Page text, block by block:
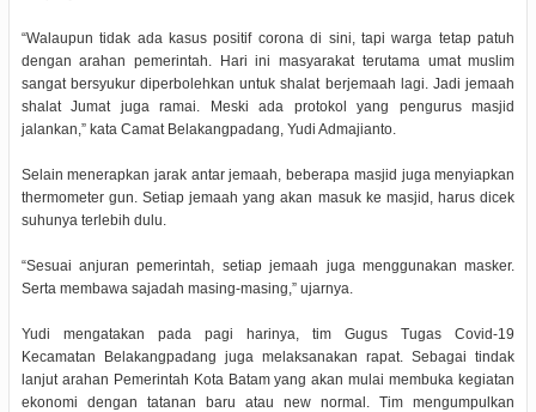
“Walaupun tidak ada kasus positif corona di sini, tapi warga tetap patuh
dengan arahan pemerintah. Hari ini masyarakat terutama umat muslim
sangat bersyukur diperbolehkan untuk shalat berjemaah lagi. Jadi jemaah
shalat Jumat juga ramai. Meski ada protokol yang pengurus masjid
jalankan,” kata Camat Belakangpadang, Yudi Admajianto.
Selain menerapkan jarak antar jemaah, beberapa masjid juga menyiapkan
thermometer gun. Setiap jemaah yang akan masuk ke masjid, harus dicek
suhunya terlebih dulu.
“Sesuai anjuran pemerintah, setiap jemaah juga menggunakan masker.
Serta membawa sajadah masing-masing,” ujarnya.
Yudi mengatakan pada pagi harinya, tim Gugus Tugas Covid-19
Kecamatan Belakangpadang juga melaksanakan rapat. Sebagai tindak
lanjut arahan Pemerintah Kota Batam yang akan mulai membuka kegiatan
ekonomi dengan tatanan baru atau new normal. Tim mengumpulkan